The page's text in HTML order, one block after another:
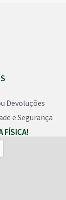
Devoluções
e Segurança
FÍSICA!